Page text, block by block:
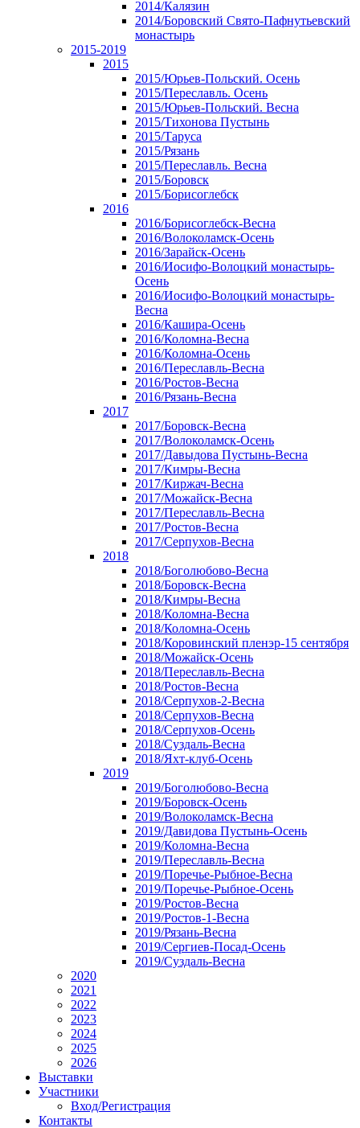
2014/Калязин
2014/Боровский Свято-Пафнутьевский
монастырь
2015-2019
2015
2015/Юрьев-Польский. Осень
2015/Переславль. Осень
2015/Юрьев-Польский. Весна
2015/Тихонова Пустынь
2015/Таруса
2015/Рязань
2015/Переславль. Весна
2015/Боровск
2015/Борисоглебск
2016
2016/Борисоглебск-Весна
2016/Волоколамск-Осень
2016/Зарайск-Осень
2016/Иосифо-Волоцкий монастырь-
Осень
2016/Иосифо-Волоцкий монастырь-
Весна
2016/Кашира-Осень
2016/Коломна-Весна
2016/Коломна-Осень
2016/Переславль-Весна
2016/Ростов-Весна
2016/Рязань-Весна
2017
2017/Боровск-Весна
2017/Волоколамск-Осень
2017/Давыдова Пустынь-Весна
2017/Кимры-Весна
2017/Киржач-Весна
2017/Можайск-Весна
2017/Переславль-Весна
2017/Ростов-Весна
2017/Серпухов-Весна
2018
2018/Боголюбово-Весна
2018/Боровск-Весна
2018/Кимры-Весна
2018/Коломна-Весна
2018/Коломна-Осень
2018/Коровинский пленэр-15 сентября
2018/Можайск-Осень
2018/Переславль-Весна
2018/Ростов-Весна
2018/Серпухов-2-Весна
2018/Серпухов-Весна
2018/Серпухов-Осень
2018/Суздаль-Весна
2018/Яхт-клуб-Осень
2019
2019/Боголюбово-Весна
2019/Боровск-Осень
2019/Волоколамск-Весна
2019/Давидова Пустынь-Осень
2019/Коломна-Весна
2019/Переславль-Весна
2019/Поречье-Рыбное-Весна
2019/Поречье-Рыбное-Осень
2019/Ростов-Весна
2019/Ростов-1-Весна
2019/Рязань-Весна
2019/Сергиев-Посад-Осень
2019/Суздаль-Весна
2020
2021
2022
2023
2024
2025
2026
Выставки
Участники
Вход/Регистрация
Контакты